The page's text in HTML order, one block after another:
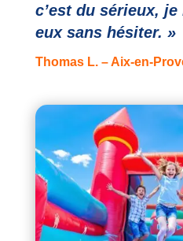
c’est du sérieux,
eux sans hésiter. »
Thomas L. – Aix-en-